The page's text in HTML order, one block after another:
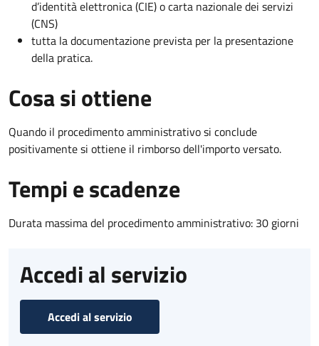
d’identità elettronica (CIE) o carta nazionale dei servizi
(CNS)
tutta la documentazione prevista per la presentazione
della pratica.
Cosa si ottiene
Quando il procedimento amministrativo si conclude
positivamente si ottiene il rimborso dell'importo versato.
Tempi e scadenze
Durata massima del procedimento amministrativo: 30 giorni
Accedi al servizio
Accedi al servizio